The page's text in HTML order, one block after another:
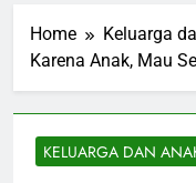
Home
Keluarga
Karena Anak, Mau
KELUARGA DAN